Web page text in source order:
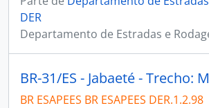
DER
Departamento de Estradas e
BR ESAPEES BR ESAPEES DER.1.2.98